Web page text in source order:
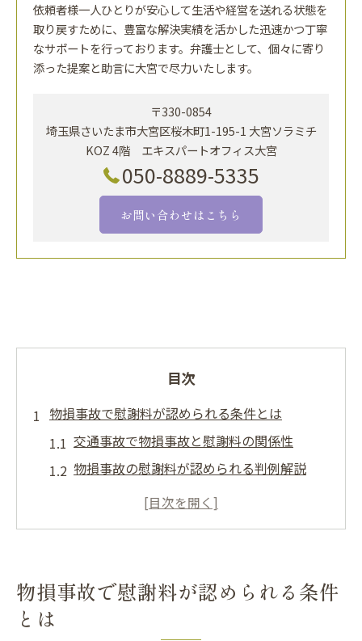
依頼者様一人ひとりが安心して生活や経営を送れる状態を
取り戻すために、豊富な解決実績を活かした迅速かつ丁寧
なサポートを行っております。弁護士として、個々に寄り
添った提案と助言に大宮で尽力いたします。
〒330-0854
埼玉県さいたま市大宮区桜木町1-195-1 大宮ソラミチ
KOZ 4階 エキスパートオフィス大宮
050-8889-5335
お問い合わせはこちら
目次
物損事故で慰謝料が認められる条件とは
交通事故で物損事故と慰謝料の関係性
物損事故の慰謝料が認められる判例解説
交通事故被害者が知るべき弁償修理代の考
交通事故後の精神的苦痛に対する補償を解説
物損事故で慰謝料が認められる条件
とは